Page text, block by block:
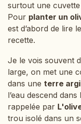
surtout une
Pour planter un
est d’abord de lire le
recette.
Je le vois souvent
large, on met une
dans une terre
l’eau descend
rappelée par
trou isolé dans un